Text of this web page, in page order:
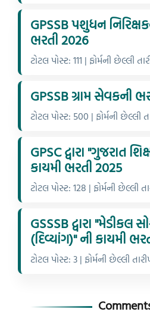
GPSSB પશુધન
ભરતી 2026
ટોટલ પોસ્ટ: 111 | ફોર્મની છેલ્લી
GPSSB ગ્રામ સેવકની
ટોટલ પોસ્ટ: 500 | ફોર્મની છેલ્લી
GPSC દ્વારા "ગુજરાત
કાયમી ભરતી 2025
ટોટલ પોસ્ટ: 128 | ફોર્મની છેલ્લી
GSSSB દ્વારા "મેડીકલ
(દિવ્યાંગ)" ની કાયમી
ટોટલ પોસ્ટ: 3 | ફોર્મની છેલ્લી